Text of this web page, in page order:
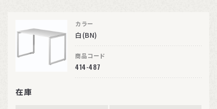
カラー
白(BN)
商品コード
414-487
在庫